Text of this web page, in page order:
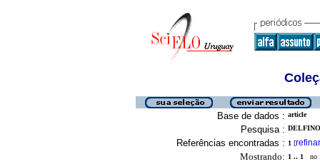
Base de dados : article
Pesquisa :
Referências encontradas : 1 [refinar
Mostrando: 1 .. 1 no